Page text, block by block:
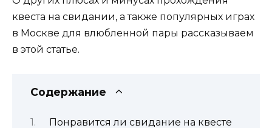
квеста на свидании, а также популярных играх
в Москве для влюбленной пары рассказываем
в этой статье.
Содержание
Понравится ли свидание на квесте